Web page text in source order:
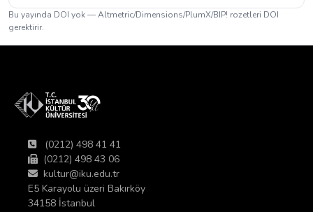
Bu yayında DOI yok — Altmetric/Dimensions/PlumX/BIP! rozetleri DOI
gerektirir.
(0212) 498 41 41
(0212) 498 43 06
kultur@iku.edu.tr
E5 Karayolu üzeri Bakırköy
34158 İstanbul